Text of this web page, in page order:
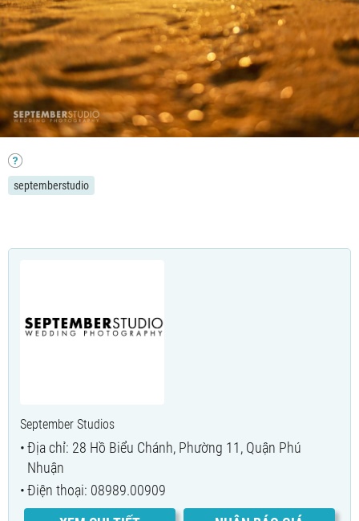
septemberstudio
September Studios
Địa chỉ: 28 Hồ Biểu Chánh, Phường 11, Quận Phú
Nhuận
Điện thoại: 08989.00909